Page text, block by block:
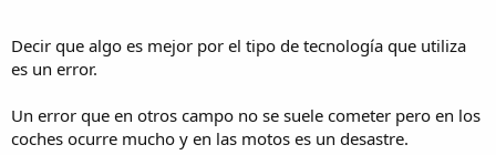
Decir que algo es mejor por el tipo de tecnología que utiliza
es un error.
Un error que en otros campo no se suele cometer pero en los
coches ocurre mucho y en las motos es un desastre.